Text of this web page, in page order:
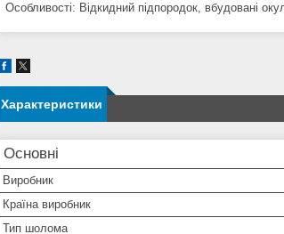
Особливості: Відкидний підпородок, вбудовані
Характеристики
Основні
Виробник
Країна виробник
Тип шолома